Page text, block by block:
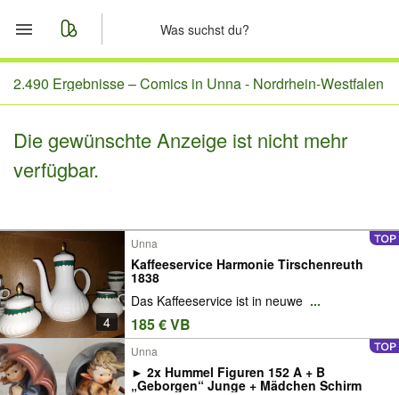
Start
Nachrichten
2.490 Ergebnisse –Comics in Unna - Nordrhein-Westfalen
Die gewünschte Anzeige ist nicht mehr
verfügbar.
4
Unna
Kaffeeservice Harmonie Tirschenreuth
1838
Das Kaffeeservice ist in neuwe ...
185 € VB
Unna
► 2x Hummel Figuren 152 A + B
„Geborgen“ Junge + Mädchen Schirm